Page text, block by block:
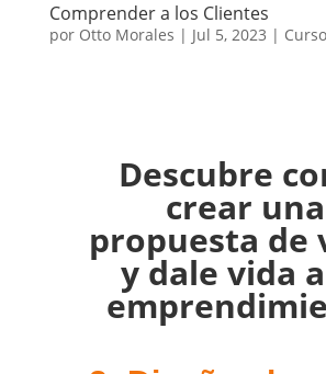
Comprender a los Clientes
por Otto Morales | Jul 5, 2023 | Curso
Descubre
crear una
propuesta de
y dale vida